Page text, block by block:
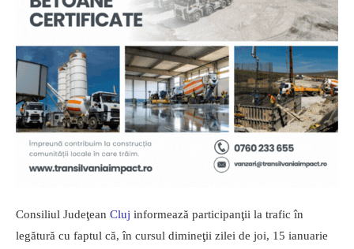
Consiliul Judeţean Cluj informează participanţii la trafic în
legătură cu faptul că, în cursul dimineţii zilei de joi, 15 ianuarie